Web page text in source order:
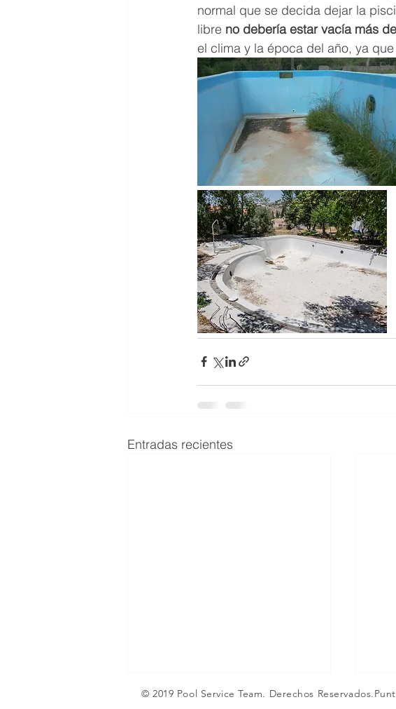
normal que se decida dejar la
libre no debería estar vacía más
el clima y la época del año, ya
Entradas recientes
© 2019 Pool Service Team. Derechos